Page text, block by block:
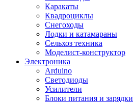
Каракаты
Квадроциклы
Снегоходы
Лодки и катамараны
Сельхоз техника
Моделист-конструктор
Электроника
Arduino
Светодиоды
Усилители
Блоки питания и зарядки